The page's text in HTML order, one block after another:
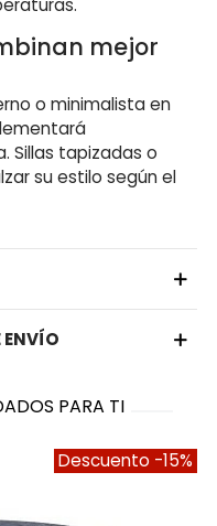
mejor
o minimalista en
Sillas tapizadas o
su estilo según el
ENVÍO
PARA TI
Descuento -15%